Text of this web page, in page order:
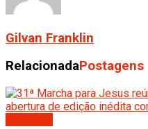
Gilvan Franklin
RelacionadaPostagens